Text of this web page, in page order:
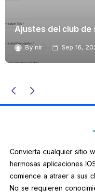
Ajustes del club de
By nir Sep 16,
Convierta cualquier sitio
hermosas aplicaciones
comience a atraer a sus
No se requieren